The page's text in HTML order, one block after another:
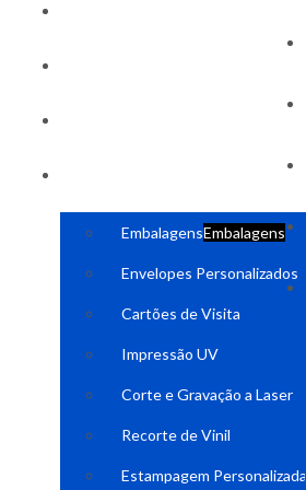
EmbalagensEmbalagens
Envelopes Personalizados
Cartões de Visita
Impressão UV
Corte e Gravação a Laser
Recorte de Vinil
Estampagem Personalizada